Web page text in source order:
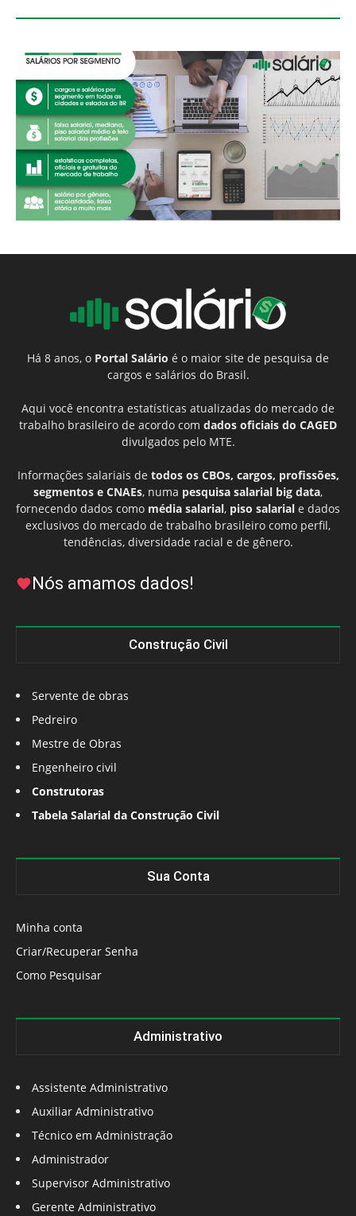
Há 8 anos, o Portal Salário é o maior site de pesquisa de
cargos e salários do Brasil.
Aqui você encontra estatísticas atualizadas do mercado de
trabalho brasileiro de acordo com dados oficiais do CAGED
divulgados pelo MTE.
Informações salariais de todos os CBOs, cargos, profissões,
segmentos e CNAEs, numa pesquisa salarial big data,
fornecendo dados como média salarial, piso salarial e dados
exclusivos do mercado de trabalho brasileiro como perfil,
tendências, diversidade racial e de gênero.
Nós amamos dados!
Construção Civil
Servente de obras
Pedreiro
Mestre de Obras
Engenheiro civil
Construtoras
Tabela Salarial da Construção Civil
Sua Conta
Minha conta
Criar/Recuperar Senha
Como Pesquisar
Administrativo
Assistente Administrativo
Auxiliar Administrativo
Técnico em Administração
Administrador
Supervisor Administrativo
Gerente Administrativo